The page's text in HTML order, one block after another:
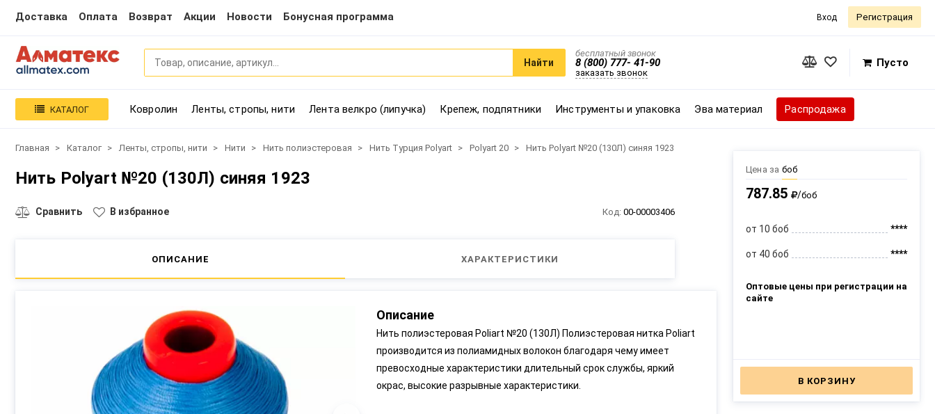
Доставка Оплата Возврат Акции Новости Бонусная программа Вход Регистрация
Найти
бесплатный звонок
8 (800) 777- 41-90
заказать звонок
Пусто
КАТАЛОГ Ковролин Ленты, стропы, нити Лента велкро (липучка) Крепеж, подпятники Инструменты и упаковка Эва материал Распродажа
Главная Каталог Ленты, стропы, нити Нити Нить полиэстеровая Нить Турция Polyart Polyart 20 Нить Polyart №20 (130Л) синяя 1923
Нить Polyart №20 (130Л) синяя 1923
Сравнить В избранное Код: 00-00003406
ОПИСАНИЕ ХАРАКТЕРИСТИКИ
Цена за боб
787.85 /боб
от 10 боб ****
от 40 боб ****
Оптовые цены при регистрации на
сайте
В КОРЗИНУ
Описание
Нить полиэстеровая Poliart №20 (130Л) Полиэстеровая нитка Poliart
производится из полиамидных волокон благодаря чему имеет
превосходные характеристики длительный срок службы, яркий
окрас, высокие разрывные характеристики.